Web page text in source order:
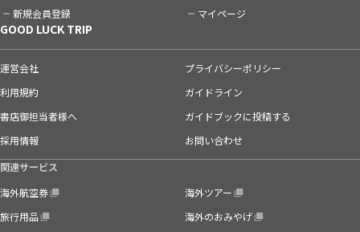
新規会員登録 マイページ
GOOD LUCK TRIP
運営会社
プライバシーポリシー
利用規約
ガイドライン
書店御担当者様へ
ガイドブックに投稿する
採用情報
お問い合わせ
関連サービス
海外航空券
海外ツアー
旅行用品
海外のおみやげ